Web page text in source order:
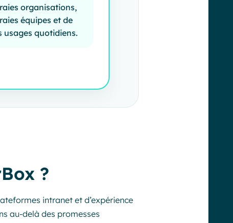
organisations,
équipes et de
usages quotidiens.
?
intranet et d’expérience
au-delà des promesses